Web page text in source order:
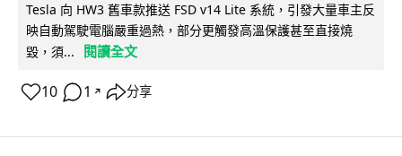
Tesla 向 HW3 舊車款推送 FSD v14 Lite 系統，引發大量車主反
映自動駕駛電腦嚴重過熱，部分更觸發高溫保護甚至直接燒
毀，須...
閱讀全文
10 1 ↗ 分享